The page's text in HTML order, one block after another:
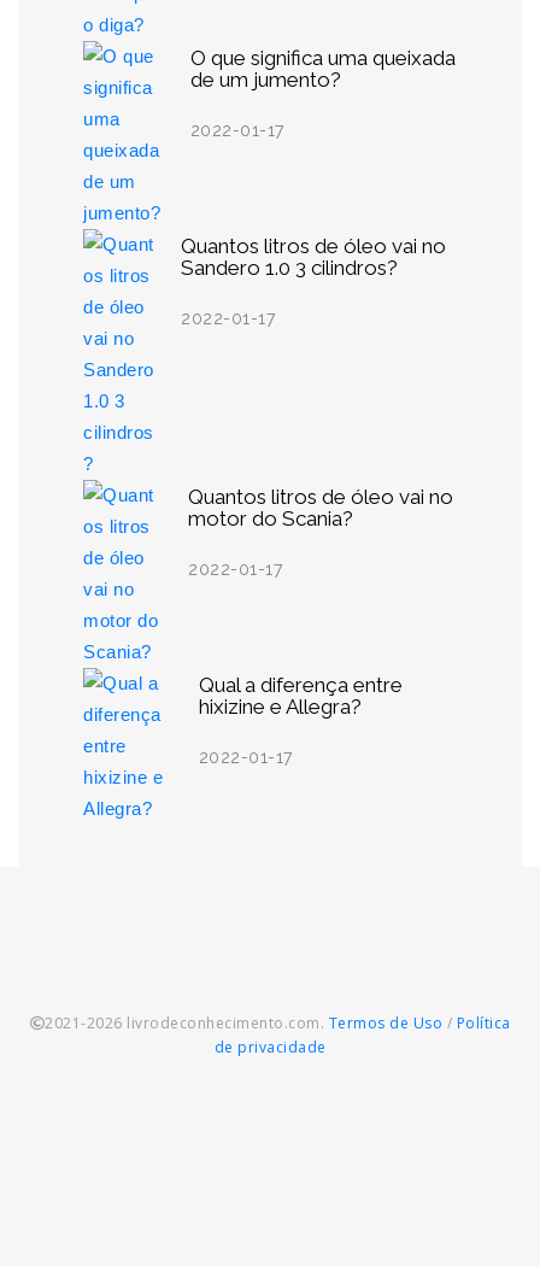
O que significa uma queixada
de um jumento?
2022-01-17
Quantos litros de óleo vai no
Sandero 1.0 3 cilindros?
2022-01-17
Quantos litros de óleo vai no
motor do Scania?
2022-01-17
Qual a diferença entre
hixizine e Allegra?
2022-01-17
2021-2026 livrodeconhecimento.com. Termos de Uso / Política
de privacidade